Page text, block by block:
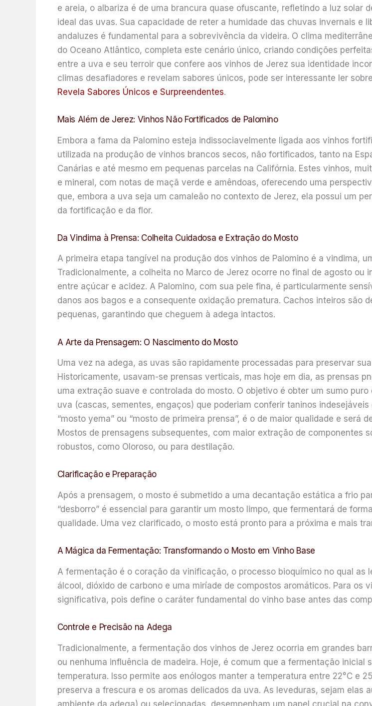
e areia, o albariza é de uma brancura quase ofuscante, refletindo a luz solar
ideal das uvas. Sua capacidade de reter a humidade das chuvas invernais e
andaluzes é fundamental para a sobrevivência da videira. O clima
do Oceano Atlântico, completa este cenário único, criando condições
entre a uva e seu terroir que confere aos vinhos de Jerez sua identidade
climas desafiadores e revelam sabores únicos, pode ser interessante ler sobre
Revela Sabores Únicos e Surpreendentes.
Mais Além de Jerez: Vinhos Não Fortificados de Palomino
Embora a fama da Palomino esteja indissociavelmente ligada aos vinhos
utilizada na produção de vinhos brancos secos, não fortificados, tanto na
Canárias e até mesmo em pequenas parcelas na Califórnia. Estes vinhos,
e mineral, com notas de maçã verde e amêndoas, oferecendo uma
que, embora a uva seja um camaleão no contexto de Jerez, ela possui um
da fortificação e da flor.
Da Vindima à Prensa: Colheita Cuidadosa e Extração do Mosto
A primeira etapa tangível na produção dos vinhos de Palomino é a vindima,
Tradicionalmente, a colheita no Marco de Jerez ocorre no final de agosto ou
entre açúcar e acidez. A Palomino, com sua pele fina, é particularmente
danos aos bagos e a consequente oxidação prematura. Cachos inteiros são
pequenas, garantindo que cheguem à adega intactos.
A Arte da Prensagem: O Nascimento do Mosto
Uma vez na adega, as uvas são rapidamente processadas para preservar
Historicamente, usavam-se prensas verticais, mas hoje em dia, as prensas
uma extração suave e controlada do mosto. O objetivo é obter um sumo
uva (cascas, sementes, engaços) que poderiam conferir taninos
“mosto yema” ou “mosto de primeira prensa”, é o de maior qualidade e será
Mostos de prensagens subsequentes, com maior extração de componentes
robustos, como Oloroso, ou para destilação.
Clarificação e Preparação
Após a prensagem, o mosto é submetido a uma decantação estática a frio
“desborro” é essencial para garantir um mosto limpo, que fermentará de
qualidade. Uma vez clarificado, o mosto está pronto para a próxima e mais
A Mágica da Fermentação: Transformando o Mosto em Vinho Base
A fermentação é o coração da vinificação, o processo bioquímico no qual
álcool, dióxido de carbono e uma miríade de compostos aromáticos. Para os
significativa, pois define o caráter fundamental do vinho base antes das
Controle e Precisão na Adega
Tradicionalmente, a fermentação dos vinhos de Jerez ocorria em grandes
ou nenhuma influência de madeira. Hoje, é comum que a fermentação
temperatura. Isso permite aos enólogos manter a temperatura entre 22°C e
preserva a frescura e os aromas delicados da uva. As leveduras, sejam
ambiente da adega) ou selecionadas, desempenham um papel crucial na